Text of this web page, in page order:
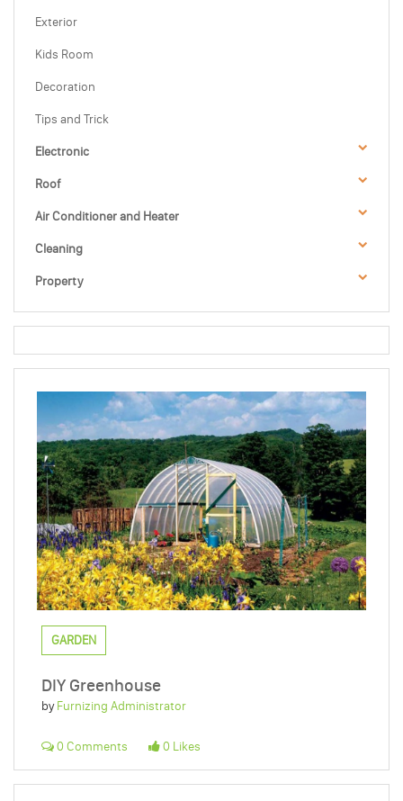
Exterior
Kids Room
Decoration
Tips and Trick
Electronic
Roof
Air Conditioner and Heater
Cleaning
Property
GARDEN
DIY Greenhouse
byFurnizing Administrator
0 Comments 0 Likes